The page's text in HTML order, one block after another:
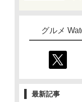
グルメ
最新記事